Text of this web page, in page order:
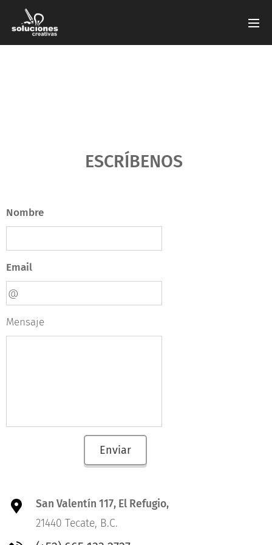
ESCRÍBENOS
Nombre
Email
Mensaje
Enviar
San Valentín 117, El Refugio,
21440 Tecate, B.C.